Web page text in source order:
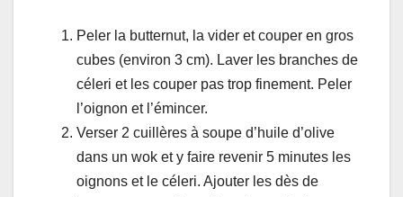
Peler la butternut, la vider et couper en gros
cubes (environ 3 cm). Laver les branches de
céleri et les couper pas trop finement. Peler
l’oignon et l’émincer.
Verser 2 cuillères à soupe d’huile d’olive
dans un wok et y faire revenir 5 minutes les
oignons et le céleri. Ajouter les dès de